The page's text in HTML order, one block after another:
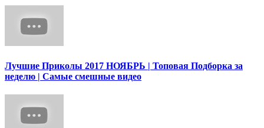
Лучшие Приколы 2017 НОЯБРЬ | Топовая Подборка за
неделю | Самые смешные видео